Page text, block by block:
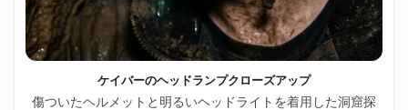
ケイバーのヘッドランプクローズアップ
傷ついたヘルメットと明るいヘッドライトを着用した洞窟探